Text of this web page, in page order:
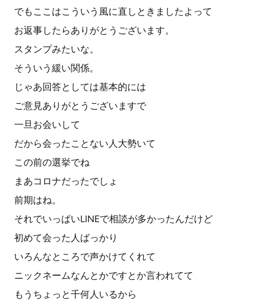
でもここはこういう風に直しときましたよって
お返事したらありがとうございます。
スタンプみたいな。
そういう緩い関係。
じゃあ回答としては基本的には
ご意見ありがとうございますで
一旦お会いして
だから会ったことない人大勢いて
この前の選挙でね
まあコロナだったでしょ
前期はね。
それでいっぱいLINEで相談が多かったんだけど
初めて会った人ばっかり
いろんなところで声かけてくれて
ニックネームなんとかですとか言われてて
もうちょっと千何人いるから